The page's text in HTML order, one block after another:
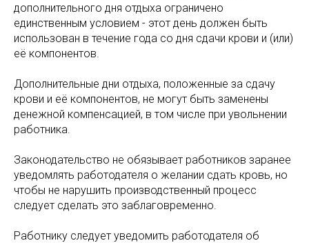
дополнительного дня отдыха ограничено
единственным условием - этот день должен быть
использован в течение года со дня сдачи крови и (или)
её компонентов.
Дополнительные дни отдыха, положенные за сдачу
крови и её компонентов, не могут быть заменены
денежной компенсацией, в том числе при увольнении
работника.
Законодательство не обязывает работников заранее
уведомлять работодателя о желании сдать кровь, но
чтобы не нарушить производственный процесс
следует сделать это заблаговременно.
Работнику следует уведомить работодателя об